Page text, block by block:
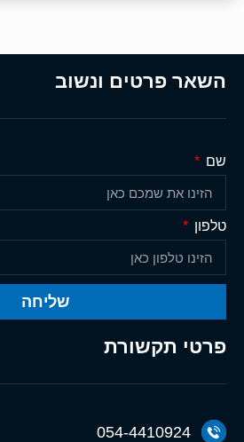
פרטי תקשורת
054-4410924
השאר פרטים ונשוב
שם
טלפון
שליחה